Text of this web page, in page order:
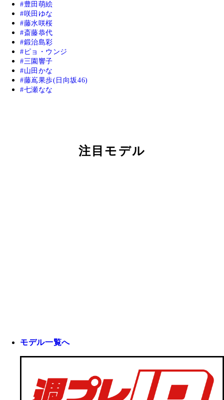
豊田萌絵
咲田ゆな
藤水咲桜
斎藤恭代
鍛治島彩
ピョ・ウンジ
三園響子
山田かな
藤嶌果歩(日向坂46)
七瀬なな
注目モデル
モデル一覧へ